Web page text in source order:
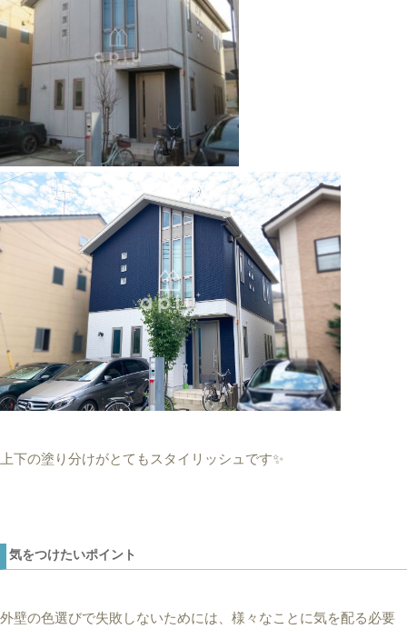
上下の塗り分けがとてもスタイリッシュです✨
気をつけたいポイント
外壁の色選びで失敗しないためには、様々なことに気を配る必要